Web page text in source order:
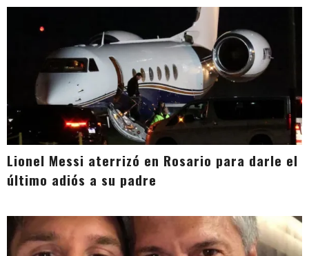
Lionel Messi aterrizó en Rosario para darle el
último adiós a su padre